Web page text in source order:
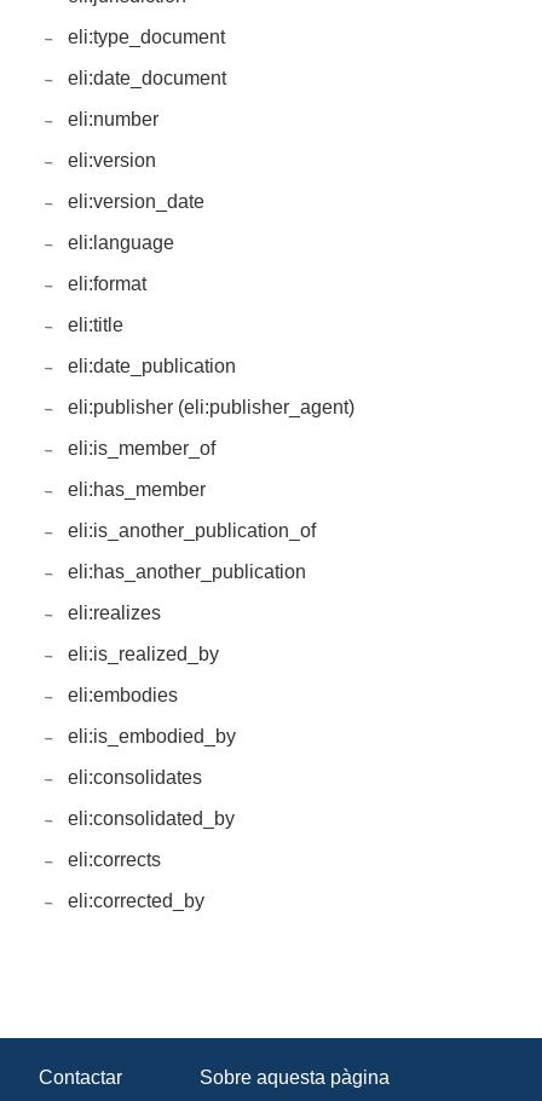
eli:type_document
eli:date_document
eli:number
eli:version
eli:version_date
eli:language
eli:format
eli:title
eli:date_publication
eli:publisher (eli:publisher_agent)
eli:is_member_of
eli:has_member
eli:is_another_publication_of
eli:has_another_publication
eli:realizes
eli:is_realized_by
eli:embodies
eli:is_embodied_by
eli:consolidates
eli:consolidated_by
eli:corrects
eli:corrected_by
Contactar
Sobre aquesta pàgina